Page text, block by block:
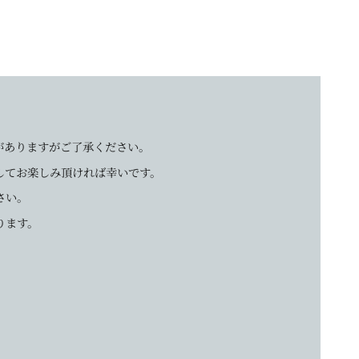
りますがご了承ください。
お楽しみ頂ければ幸いです。
。
す。